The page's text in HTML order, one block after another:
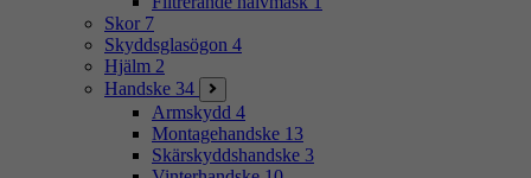
Skor 7
Skyddsglasögon 4
Hjälm 2
Handske 34
Armskydd 4
Montagehandske 13
Skärskyddshandske 3